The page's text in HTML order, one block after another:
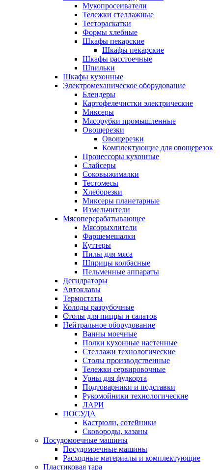
Мукопросеиватели
Тележки стеллажные
Тестораскатки
Формы хлебные
Шкафы пекарские
Шкафы пекарские
Шкафы расстоечные
Шпильки
Шкафы кухонные
Электромеханическое оборудование
Блендеры
Картофелечистки электрические
Миксеры
Мясорубки промышленные
Овощерезки
Овощерезки
Комплектующие для овощерезок
Процессоры кухонные
Слайсеры
Соковыжималки
Тестомесы
Хлеборезки
Миксеры планетарные
Измельчители
Мясоперерабатывающее
Мясорыхлители
Фаршемешалки
Куттеры
Пилы для мяса
Шприцы колбасные
Пельменные аппараты
Дегидраторы
Автоклавы
Термостаты
Колоды разрубочные
Столы для пиццы и салатов
Нейтральное оборудование
Ванны моечные
Полки кухонные настенные
Стеллажи технологические
Столы производственные
Тележки сервировочные
Урны для фудкорта
Подтоварники и подставки
Рукомойники технологические
ЛАРИ
ПОСУДА
Кастрюли, сотейники
Сковороды, казаны
Посудомоечные машины
Посудомоечные машины
Расходные материалы и комплектующие
Пластиковая тара